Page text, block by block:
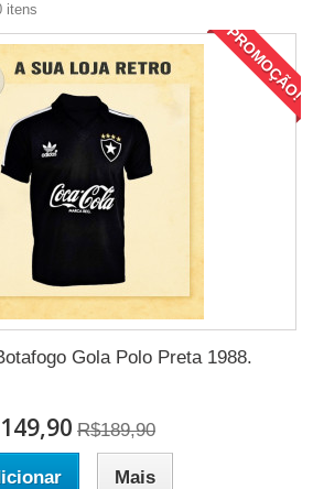
itens
PROMOÇÃO!
Gola Polo Preta 1988.
R$189,90
Mais